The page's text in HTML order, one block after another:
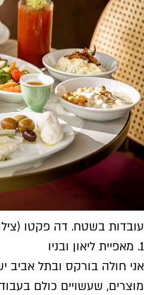
עובדות בשטח. דה פקטו
1. מאפיית ליאון ובניו
אני חולה בורקס ובתל
מוצרים, שעשויים כולם